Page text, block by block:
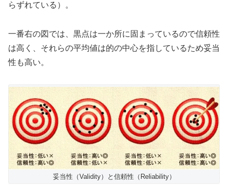
らずれている）。
一番右の図では、黒点は一か所に固まっているので信頼性
は高く、それらの平均値は的の中心を指しているため妥当
性も高い。
妥当性（Validity）と信頼性（Reliability）